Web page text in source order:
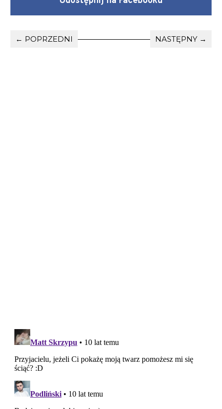
← POPRZEDNI NASTĘPNY →